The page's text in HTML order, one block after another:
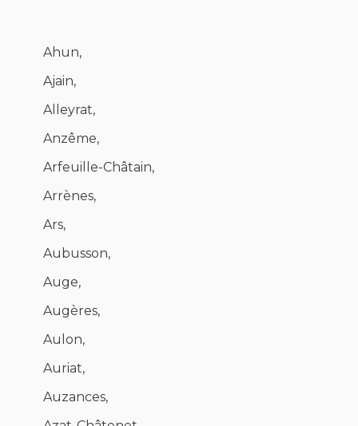
Ahun,
Ajain,
Alleyrat,
Anzême,
Arfeuille-Châtain,
Arrènes,
Ars,
Aubusson,
Auge,
Augères,
Aulon,
Auriat,
Auzances,